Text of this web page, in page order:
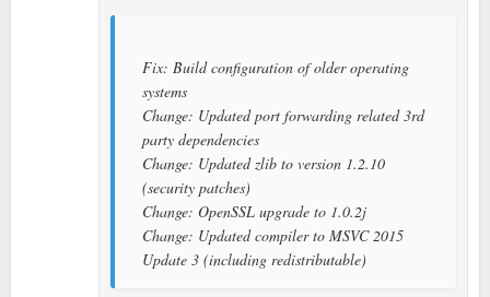
Fix: Build configuration of older operating
systems
Change: Updated port forwarding related 3rd
party dependencies
Change: Updated zlib to version 1.2.10
(security patches)
Change: OpenSSL upgrade to 1.0.2j
Change: Updated compiler to MSVC 2015
Update 3 (including redistributable)